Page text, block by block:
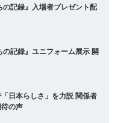
記録』入場者プレゼント配
記録』ユニフォーム展示 開
日本らしさ」を力説 関係者
の声